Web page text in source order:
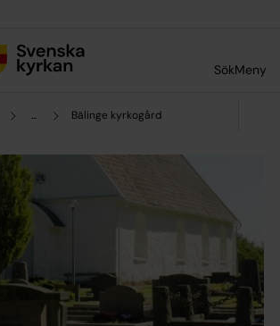
SökMeny
... Bälinge kyrkogård